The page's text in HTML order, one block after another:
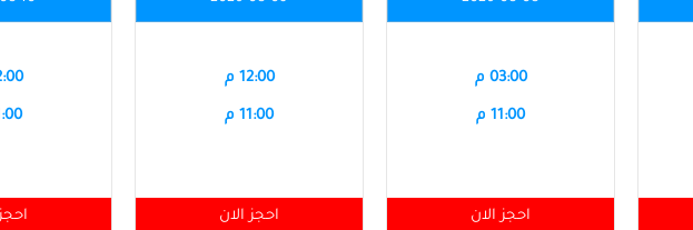
03:00 م
11:00 م
احجز الان
12:00 م
11:00 م
احجز الان